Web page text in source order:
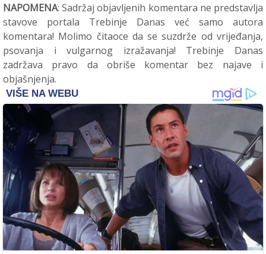
NAPOMENA: Sadržaj objavljenih komentara ne predstavlja
stavove portala Trebinje Danas već samo autora
komentara! Molimo čitaoce da se suzdrže od vrijeđanja,
psovanja i vulgarnog izražavanja! Trebinje Danas
zadržava pravo da obriše komentar bez najave i
objašnjenja.